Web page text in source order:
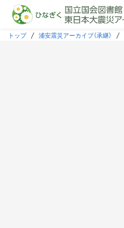
本文に飛ぶ
トップ 浦安震災アーカイブ（承継）